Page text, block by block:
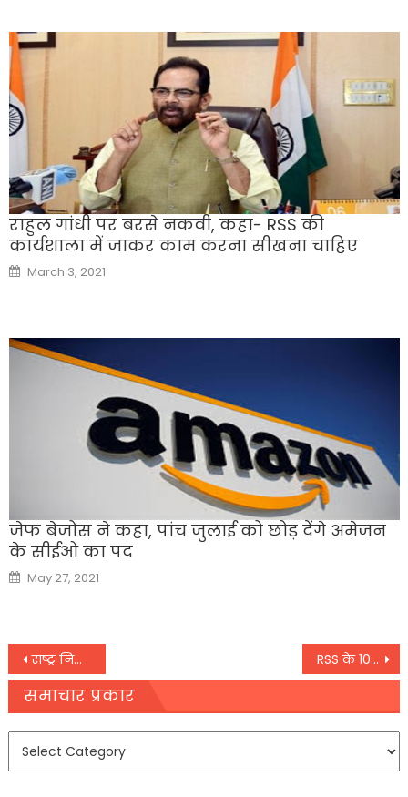
राहुल गांधी पर बरसे नकवी, कहा- RSS की
कार्यशाला में जाकर काम करना सीखना चाहिए
Posted
on
March 3, 2021
जेफ बेजोस ने कहा, पांच जुलाई को छोड़ देंगे अमेजन
के सीईओ का पद
Posted
on
May 27, 2021
Post
navigation
राष्ट्र निर्माण को लेकर सरकार हर स्तर पर कर रही है तैयारी: निर्मला सीतारमन RSS के 100 साल: मोहन भागवत और होसबाले देश के सभी प्रांतों का करेंगे दौरा
समाचार प्रकार
समाचार